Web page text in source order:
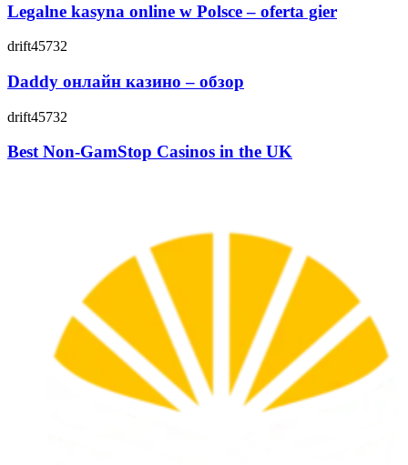
Legalne kasyna online w Polsce – oferta gier
drift45732
Daddy онлайн казино – обзор
drift45732
Best Non-GamStop Casinos in the UK